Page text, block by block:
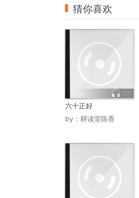
猜你喜欢
231
六十正好
by： 耕读堂陈香